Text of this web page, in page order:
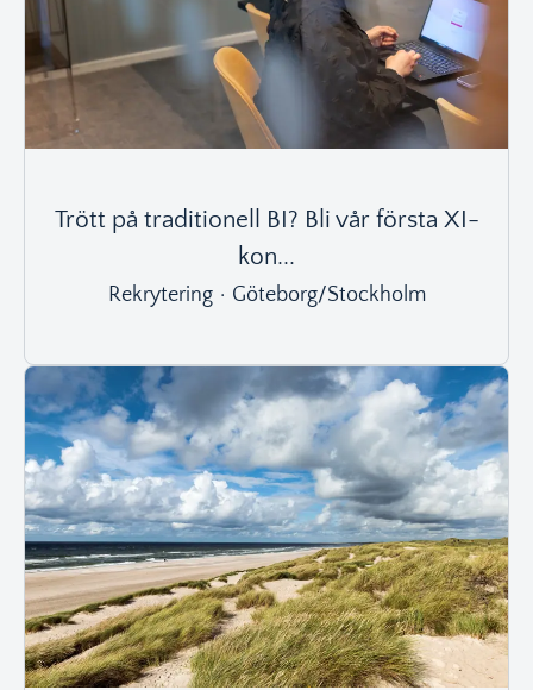
Trött på traditionell BI? Bli vår första XI-
kon...
Rekrytering · Göteborg/Stockholm